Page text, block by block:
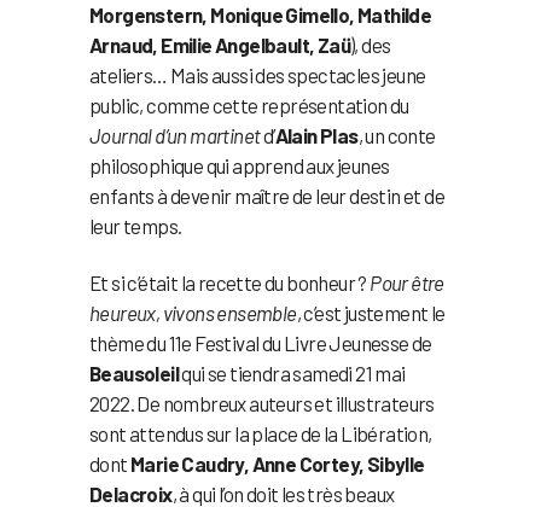
Morgenstern, Monique Gimello, Mathilde
Arnaud, Emilie Angelbault, Zaü), des
ateliers… Mais aussi des spectacles jeune
public, comme cette représentation du
Journal d’un martinetd’Alain Plas, un conte
philosophique qui apprend aux jeunes
enfants à devenir maître de leur destin et de
leur temps.
Et si c’était la recette du bonheur ? Pour être
heureux, vivons ensemble, c’est justement le
thème du 11e Festival du Livre Jeunesse de
Beausoleilqui se tiendra samedi 21 mai
2022. De nombreux auteurs et illustrateurs
sont attendus sur la place de la Libération,
dont Marie Caudry, Anne Cortey, Sibylle
Delacroix, à qui l’on doit les très beaux